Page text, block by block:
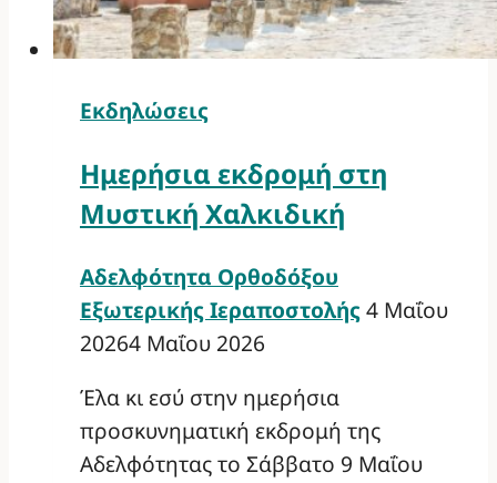
Εκδηλώσεις
Ημερήσια εκδρομή στη
Μυστική Χαλκιδική
Αδελφότητα Ορθοδόξου
Εξωτερικής Ιεραποστολής 4 Μαΐου
20264 Μαΐου 2026
Έλα κι εσύ στην ημερήσια
προσκυνηματική εκδρομή της
Αδελφότητας το Σάββατο 9 Μαΐου